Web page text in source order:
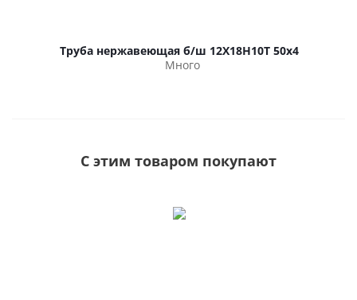
Труба нержавеющая б/ш 12Х18Н10Т 50х4
Много
С этим товаром покупают